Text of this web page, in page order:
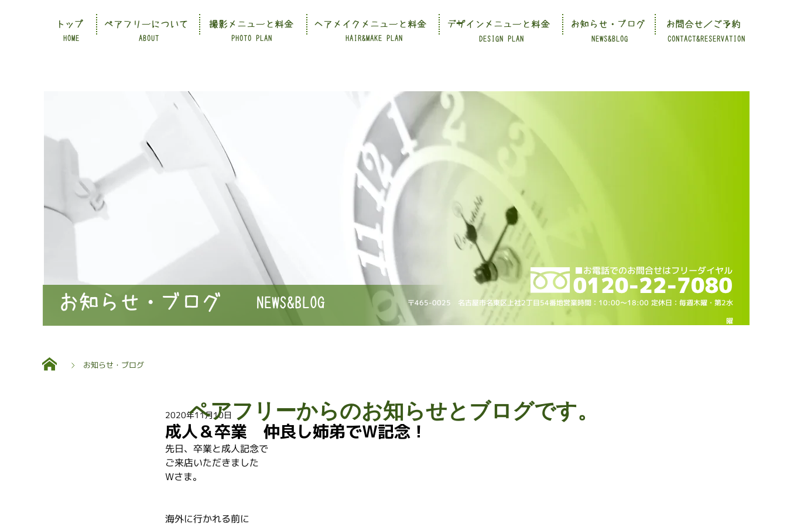
CONTACT&RESERVATION
HOME ABOUT PHOTO PLAN HAIR&MAKE PLAN DESIGN PLAN NEWS&BLOG
トップ ペアフリーについて 撮影メニューと料金 ヘアメイクメニューと料金 デザインメニューと料金 お知らせ・ブログ お問合せ／ご予約
〒465-0025 名古屋市名東区上社2丁目54番地営業時間：10:00～18:00 定休日：毎週木曜・第2水
曜
NEWS&BLOG
お知らせ・ブログ
お知らせ・ブログ
成人＆卒業 仲良し姉弟でW記念！
2020年11月10日
先日、卒業と成人記念で
ご来店いただきました
Wさま。
海外に行かれる前に
ペアフリーからのお知らせとブログです。